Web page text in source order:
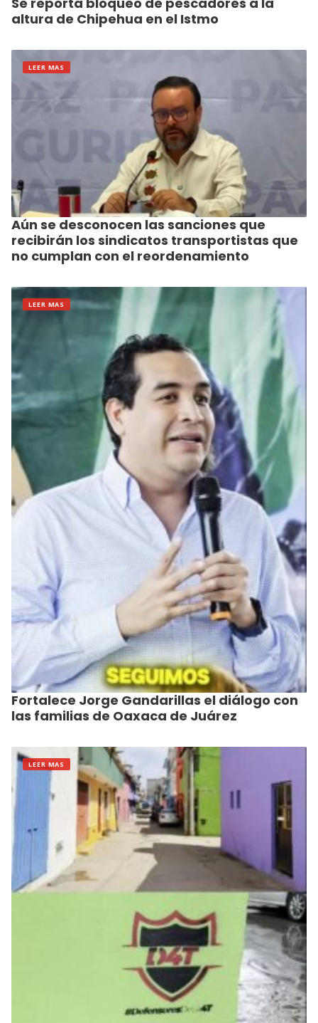
altura de Chipehua en el Istmo
LEER MAS
Aún se desconocen las sanciones que
recibirán los sindicatos transportistas que
no cumplan con el reordenamiento
LEER MAS
Fortalece Jorge Gandarillas el diálogo con
las familias de Oaxaca de Juárez
LEER MAS